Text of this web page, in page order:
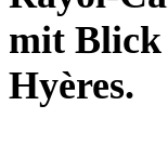
mit Blick
Hyères.